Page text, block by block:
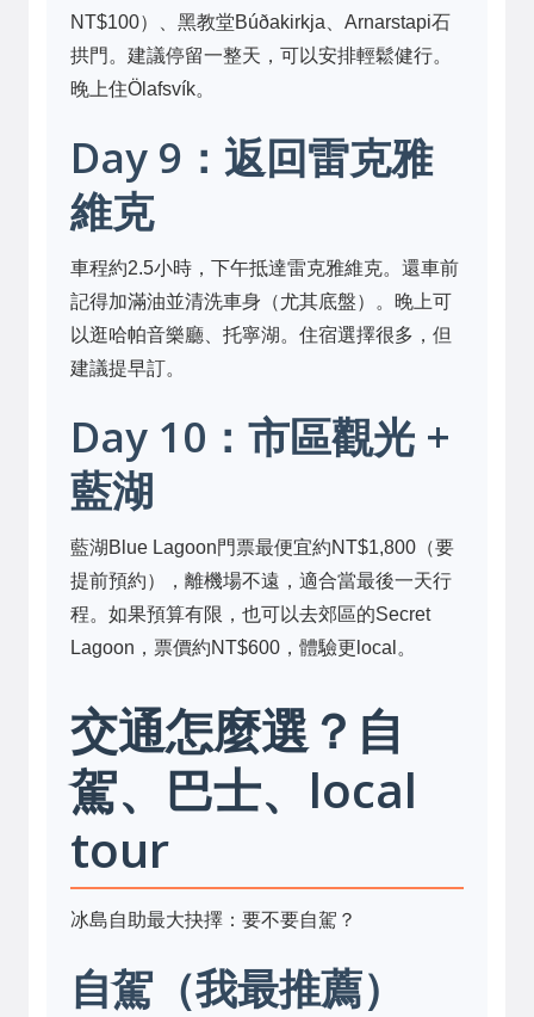
NT$100）、黑教堂Búðakirkja、Arnarstapi石
拱門。建議停留一整天，可以安排輕鬆健行。
晚上住Ölafsvík。
Day 9：返回雷克雅
維克
車程約2.5小時，下午抵達雷克雅維克。還車前
記得加滿油並清洗車身（尤其底盤）。晚上可
以逛哈帕音樂廳、托寧湖。住宿選擇很多，但
建議提早訂。
Day 10：市區觀光 +
藍湖
藍湖Blue Lagoon門票最便宜約NT$1,800（要
提前預約），離機場不遠，適合當最後一天行
程。如果預算有限，也可以去郊區的Secret
Lagoon，票價約NT$600，體驗更local。
交通怎麼選？自
駕、巴士、local
tour
冰島自助最大抉擇：要不要自駕？
自駕（我最推薦）